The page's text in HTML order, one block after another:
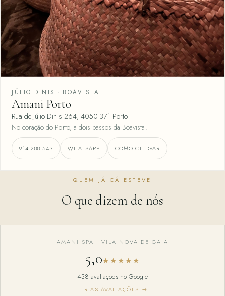
JÚLIO DINIS · BOAVISTA
Amani Porto
Rua de Júlio Dinis 264, 4050-371 Porto
No coração do Porto, a dois passos da Boavista.
914 288 543 WHATSAPP COMO CHEGAR
QUEM JÁ CÁ ESTEVE
O que dizem de nós
AMANI SPA · VILA NOVA DE GAIA
5,0★★★★★
438 avaliações no Google
LER AS AVALIAÇÕES →